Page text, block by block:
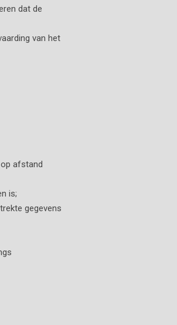
dat de
van het
afstand
is;
gegevens